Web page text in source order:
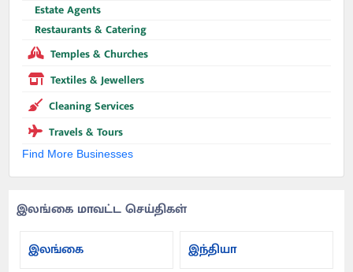
Estate Agents
Restaurants & Catering
Temples & Churches
Textiles & Jewellers
Cleaning Services
Travels & Tours
Find More Businesses
இலங்கை மாவட்ட செய்திகள்
இலங்கை
இந்தியா